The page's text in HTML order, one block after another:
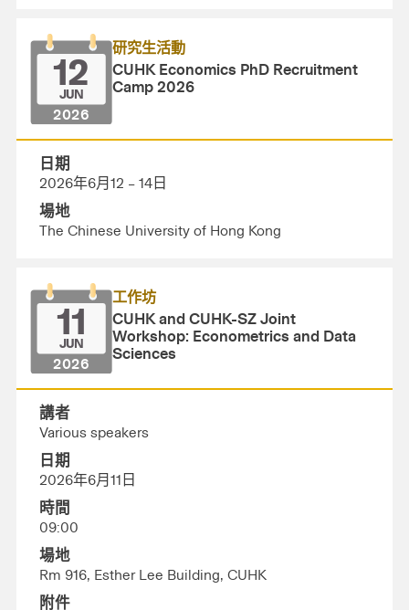
12
JUN
2026
研究生活動
CUHK Economics PhD Recruitment
Camp 2026
日期
2026年6月12 – 14日
場地
The Chinese University of Hong Kong
11
JUN
2026
工作坊
CUHK and CUHK-SZ Joint
Workshop: Econometrics and Data
Sciences
講者
Various speakers
日期
2026年6月11日
時間
09:00
場地
Rm 916, Esther Lee Building, CUHK
附件